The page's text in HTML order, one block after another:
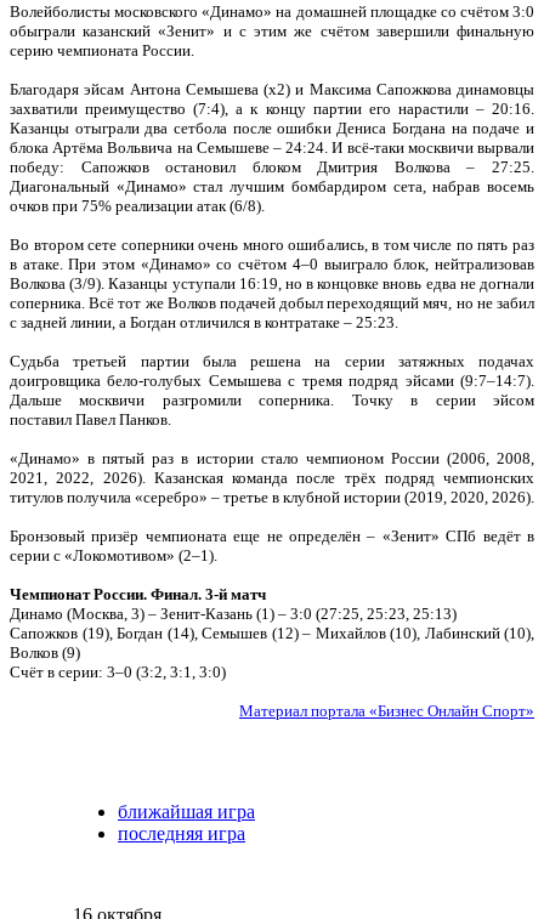
Волейболисты московского «Динамо» на домашней площадке со счётом 3:0
обыграли казанский «Зенит» и с этим же счётом завершили финальную
серию чемпионата России.
Благодаря эйсам Антона Семышева (х2) и Максима Сапожкова динамовцы
захватили преимущество (7:4), а к концу партии его нарастили – 20:16.
Казанцы отыграли два сетбола после ошибки Дениса Богдана на подаче и
блока Артёма Вольвича на Семышеве – 24:24. И всё-таки москвичи вырвали
победу: Сапожков остановил блоком Дмитрия Волкова – 27:25.
Диагональный «Динамо» стал лучшим бомбардиром сета, набрав восемь
очков при 75% реализации атак (6/8).
Во втором сете соперники очень много ошибались, в том числе по пять раз
в атаке. При этом «Динамо» со счётом 4–0 выиграло блок, нейтрализовав
Волкова (3/9). Казанцы уступали 16:19, но в концовке вновь едва не догнали
соперника. Всё тот же Волков подачей добыл переходящий мяч, но не забил
с задней линии, а Богдан отличился в контратаке – 25:23.
Судьба третьей партии была решена на серии затяжных подачах
доигровщика бело-голубых Семышева с тремя подряд эйсами (9:7–14:7).
Дальше москвичи разгромили соперника. Точку в серии эйсом
поставил Павел Панков.
«Динамо» в пятый раз в истории стало чемпионом России (2006, 2008,
2021, 2022, 2026). Казанская команда после трёх подряд чемпионских
титулов получила «серебро» – третье в клубной истории (2019, 2020, 2026).
Бронзовый призёр чемпионата еще не определён – «Зенит» СПб ведёт в
серии с «Локомотивом» (2–1).
Чемпионат России. Финал. 3-й матч
Динамо (Москва, 3) – Зенит-Казань (1) – 3:0 (27:25, 25:23, 25:13)
Сапожков (19), Богдан (14), Семышев (12) – Михайлов (10), Лабинский (10),
Волков (9)
Счёт в серии: 3–0 (3:2, 3:1, 3:0)
Материал портала «Бизнес Онлайн Спорт»
ближайшая игра
последняя игра
16 октября